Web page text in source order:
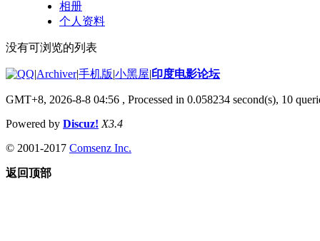
相册
个人资料
没有可浏览的列表
|Archiver|手机版|小黑屋|印度电影论坛
GMT+8, 2026-8-8 04:56 , Processed in 0.058234 second(s), 10
Powered by Discuz! X3.4
© 2001-2017 Comsenz Inc.
返回顶部